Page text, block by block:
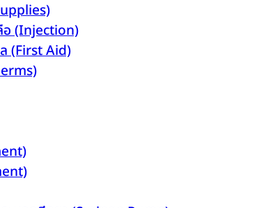
อ (Injection)
(First Aid)